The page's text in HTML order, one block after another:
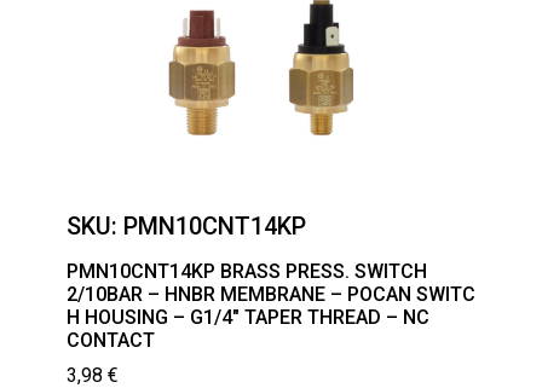
SKU: PMN10CNT14KP
PMN10CNT14KP BRASS PRESS. SWITCH
2/10BAR – HNBR MEMBRANE – POCAN SWITC
H HOUSING – G1/4″ TAPER THREAD – NC
CONTACT
3,98 €